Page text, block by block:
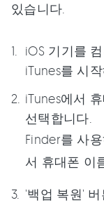
있습니다.
iOS 기기를
iTunes를 시
iTunes에서
선택합니다.
Finder를 사
서 휴대폰 이
'백업 복원'